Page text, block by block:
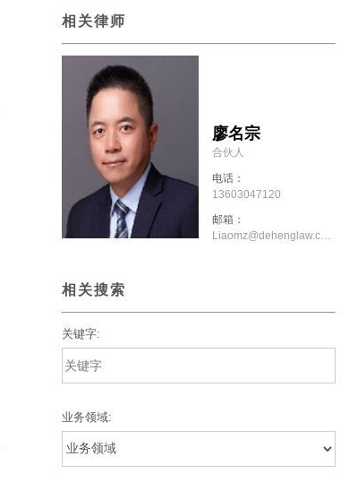
相关律师
廖名宗
合伙人
电话：
13603047120
邮箱：
Liaomz@dehenglaw.com
相关搜索
关键字:
业务领域: